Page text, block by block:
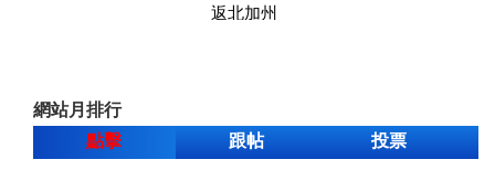
返北加州
網站月排行
點擊
跟帖 投票